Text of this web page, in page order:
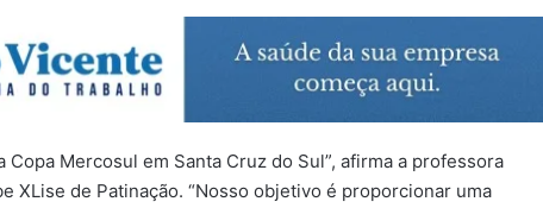
Copa Mercosul em Santa Cruz do Sul”, afirma a professora
XLise de Patinação. “Nosso objetivo é proporcionar uma